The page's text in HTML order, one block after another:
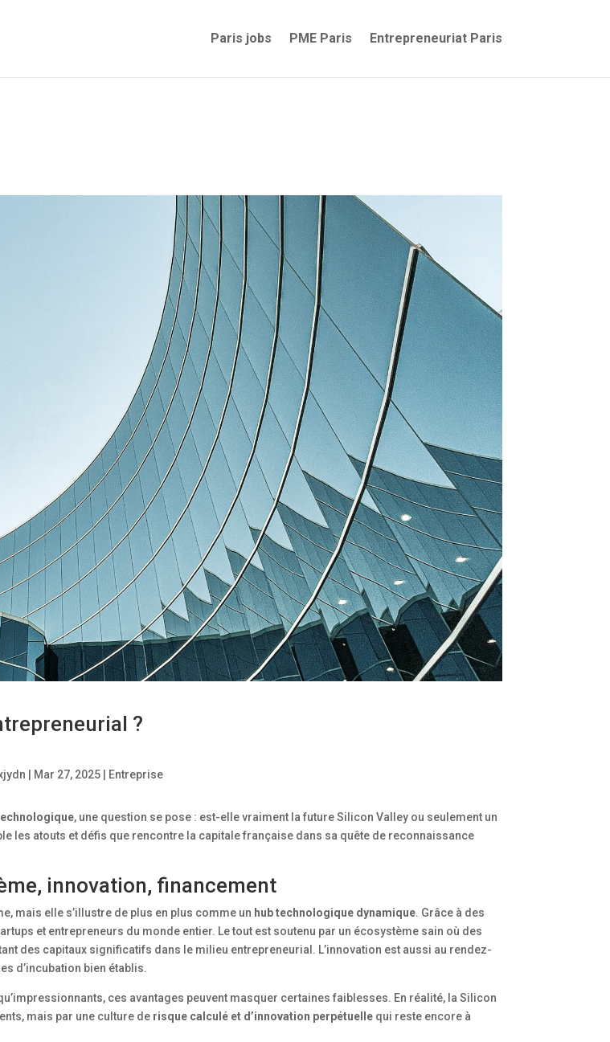
Paris jobs PME Paris Entrepreneuriat Paris
?
Mar 27, 2025| Entreprise
, une question se pose : est-elle vraiment la future Silicon Valley ou seulement un
les atouts et défis que rencontre la capitale française dans sa quête de reconnaissance
innovation, financement
mais elle s’illustre de plus en plus comme un hub technologique dynamique. Grâce à des
et entrepreneurs du monde entier. Le tout est soutenu par un écosystème sain où des
des capitaux significatifs dans le milieu entrepreneurial. L’innovation est aussi au rendez-
d’incubation bien établis.
ces avantages peuvent masquer certaines faiblesses. En réalité, la Silicon
mais par une culture de risque calculé et d’innovation perpétuelle qui reste encore à